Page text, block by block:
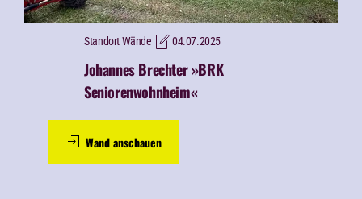
Standort Wände 04.07.2025
Johannes Brechter »BRK
Seniorenwohnheim«
Wand anschauen